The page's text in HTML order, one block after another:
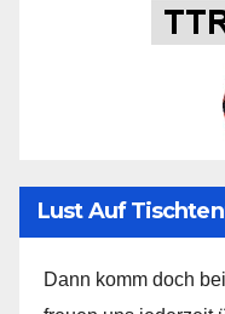
Lust Auf
Dann komm doch